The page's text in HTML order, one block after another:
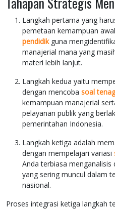
Langkah pertama yang
pemetaan kemampuan
pendidikguna
manajerial mana yang
materi lebih lanjut.
Langkah kedua yaitu
dengan mencoba soal
kemampuan manajerial
pelayanan publik yang
pemerintahan Indonesia.
Langkah ketiga adalah
dengan mempelajari variasi
Anda terbiasa
yang sering muncul dalam
nasional.
Proses integrasi ketiga langkah